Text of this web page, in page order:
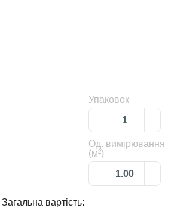
Упаковок
Од. вимірювання
(м²)
Загальна вартість: